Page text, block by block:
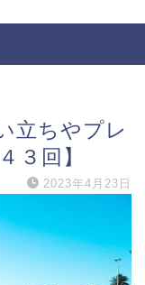
立ちやプレ
３回】
2023年4月23日